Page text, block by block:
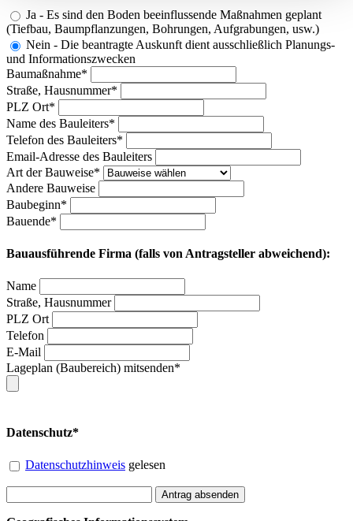
Ja - Es sind den Boden beeinflussende Maßnahmen geplant
(Tiefbau, Baumpflanzungen, Bohrungen, Aufgrabungen, usw.)
Nein - Die beantragte Auskunft dient ausschließlich Planungs-
und Informationszwecken
Baumaßnahme*
Straße, Hausnummer*
PLZ Ort*
Name des Bauleiters*
Telefon des Bauleiters*
Email-Adresse des Bauleiters
Art der Bauweise*
Andere Bauweise
Baubeginn*
Bauende*
Bauausführende Firma (falls von Antragsteller abweichend):
Name
Straße, Hausnummer
PLZ Ort
Telefon
E-Mail
Lageplan (Baubereich) mitsenden*
Datenschutz*
Datenschutzhinweis gelesen